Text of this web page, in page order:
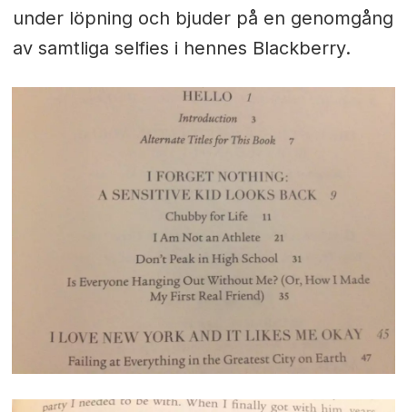
under löpning och bjuder på en genomgång
av samtliga selfies i hennes Blackberry.